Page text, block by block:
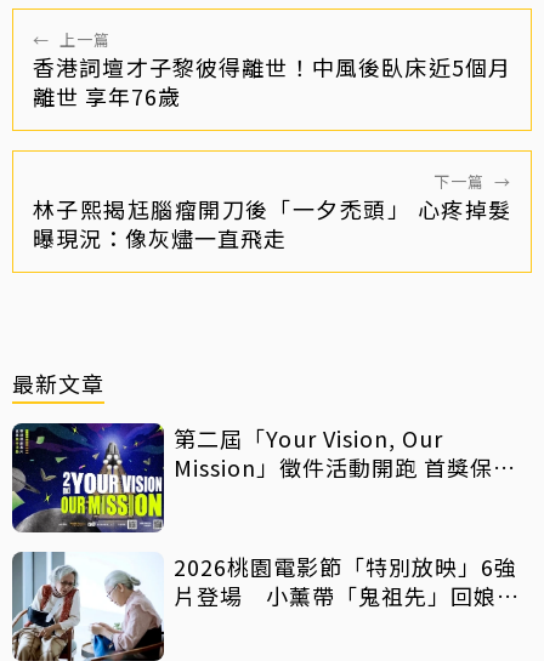
← 上一篇
香港詞壇才子黎彼得離世！中風後臥床近5個月
離世 享年76歲
下一篇 →
林子熙揭尪腦瘤開刀後「一夕禿頭」 心疼掉髮
曝現況：像灰燼一直飛走
最新文章
第二屆「Your Vision, Our
Mission」徵件活動開跑 首獎保證
2026桃園電影節「特別放映」6強
片登場 小薰帶「鬼祖先」回娘